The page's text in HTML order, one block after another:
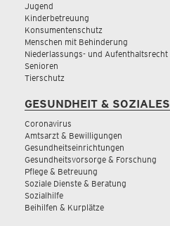
Jugend
Kinderbetreuung
Konsumentenschutz
Menschen mit Behinderung
Niederlassungs- und Aufenthaltsrecht
Senioren
Tierschutz
GESUNDHEIT & SOZIALES
Coronavirus
Amtsarzt & Bewilligungen
Gesundheitseinrichtungen
Gesundheitsvorsorge & Forschung
Pflege & Betreuung
Soziale Dienste & Beratung
Sozialhilfe
Beihilfen & Kurplätze